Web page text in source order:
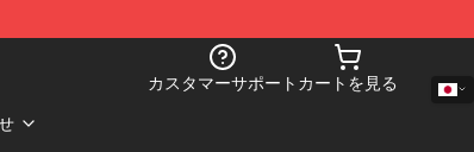
カスタマーサポート カートを見る